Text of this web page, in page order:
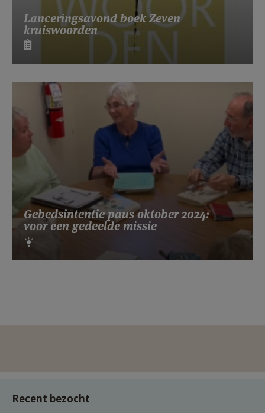
Lanceringsavond boek Zeven
kruiswoorden
Gebedsintentie paus oktober 2024:
voor een gedeelde missie
Recent bezocht